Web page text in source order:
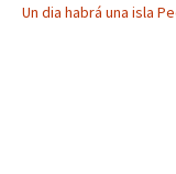
Un dia habrá una isla